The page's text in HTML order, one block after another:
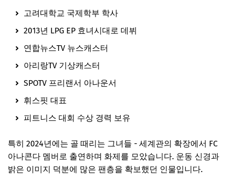
고려대학교 국제학부 학사
2013년 LPG EP 효녀시대로 데뷔
연합뉴스TV 뉴스캐스터
아리랑TV 기상캐스터
SPOTV 프리랜서 아나운서
휘스핏 대표
피트니스 대회 수상 경력 보유
특히 2024년에는 골 때리는 그녀들 - 세계관의 확장에서 FC
아나콘다 멤버로 출연하며 화제를 모았습니다. 운동 신경과
밝은 이미지 덕분에 많은 팬층을 확보했던 인물입니다.